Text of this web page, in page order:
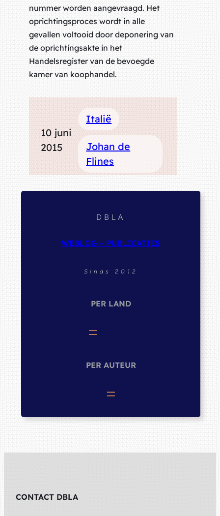
nummer worden aangevraagd. Het
oprichtingsproces wordt in alle
gevallen voltooid door deponering van
de oprichtingsakte in het
Handelsregister van de bevoegde
kamer van koophandel.
10 juni
2015
Italië
Johan de
Flines
DBLA
WEBLOG – PUBLICATIES
Sinds 2012
PER LAND
PER AUTEUR
CONTACT DBLA